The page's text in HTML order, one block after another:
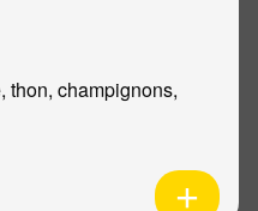
thon, champignons,